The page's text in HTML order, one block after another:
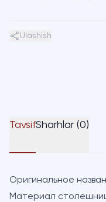
Ulashish
TavsifSharhlar (0)
Оригинальное
Материал